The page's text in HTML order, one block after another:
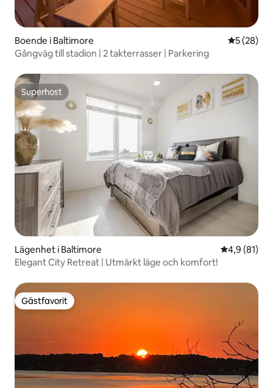
Boende i Baltimore 5 av 5 i
5 (28)
Gångväg till stadion | 2 takterrasser | Parkering
Superhost
Superhost
Lägenhet i Baltimore 4,9 av 5 i
4,9 (81)
Elegant City Retreat | Utmärkt läge och komfort!
Gästfavorit
Gästfavorit